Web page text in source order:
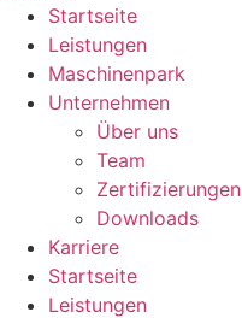
Startseite
Leistungen
Maschinenpark
Unternehmen
Über uns
Team
Zertifizierungen
Downloads
Karriere
Startseite
Leistungen